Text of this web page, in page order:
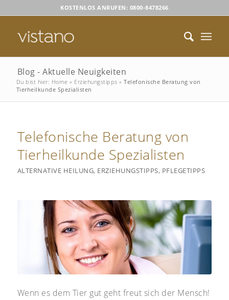
KOSTENLOS ANRUFEN: 0800-8478266
Blog - Aktuelle Neuigkeiten
Du bist hier: Home » Erziehungstipps »Telefonische Beratung von
Tierheilkunde Spezialisten
Telefonische Beratung von
Tierheilkunde Spezialisten
ALTERNATIVE HEILUNG, ERZIEHUNGSTIPPS, PFLEGETIPPS
Wenn es dem Tier gut geht freut sich der Mensch!